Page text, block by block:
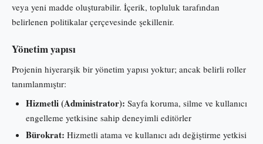
veya yeni madde oluşturabilir. İçerik, topluluk tarafından
belirlenen politikalar çerçevesinde şekillenir.
Yönetim yapısı
Projenin hiyerarşik bir yönetim yapısı yoktur; ancak belirli roller
tanımlanmıştır:
Hizmetli (Administrator): Sayfa koruma, silme ve kullanıcı
engelleme yetkisine sahip deneyimli editörler
Bürokrat: Hizmetli atama ve kullanıcı adı değiştirme yetkisi